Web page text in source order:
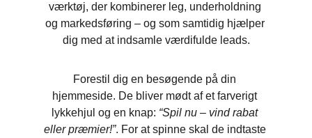
værktøj, der kombinerer leg, underholdning
og markedsføring – og som samtidig hjælper
dig med at indsamle værdifulde leads.
Forestil dig en besøgende på din
hjemmeside. De bliver mødt af et farverigt
lykkehjul og en knap: “Spil nu – vind rabat
eller præmier!”. For at spinne skal de indtaste